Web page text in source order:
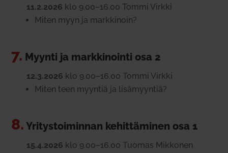
11.2.2026 klo 9.00–16.00 Tommi Virkki
Miten myyn ja mark­kinoin?
7. Myynti ja mark­ki­nointi osa 2
12.3.2026 klo 9.00–16.00 Tommi Virkki
Miten teen myyntiä ja lisä­myyntiä?
8. Yri­tys­toi­minnan kehit­tä­minen osa 1
15.4.2026 klo 9.00–16.00 Tuomas Mik­konen